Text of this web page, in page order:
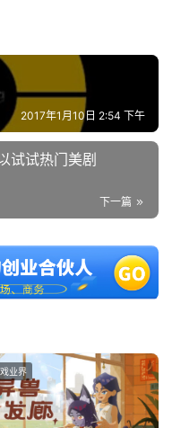
2017年1月10日 2:54 下午
试试热门美剧
下一篇
业界